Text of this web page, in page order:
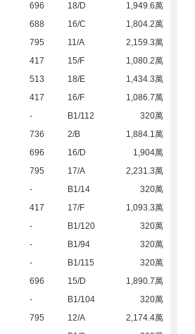
696 18/D
1,949.6萬
688 16/C
1,804.2萬
795 11/A
2,159.3萬
417 15/F
1,080.2萬
513 18/E
1,434.3萬
417 16/F
1,086.7萬
- B1/112
320萬
736 2/B
1,884.1萬
696 16/D
1,904萬
795 17/A
2,231.3萬
- B1/14
320萬
417 17/F
1,093.3萬
- B1/120
320萬
- B1/94
320萬
- B1/115
320萬
696 15/D
1,890.7萬
- B1/104
320萬
795 12/A
2,174.4萬